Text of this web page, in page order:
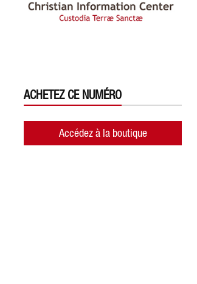
ACHETEZ CE NUMÉRO
Accédez à la boutique